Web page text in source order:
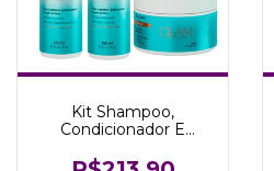
Kit Shampoo,
Condicionador E
Coconut Belissè